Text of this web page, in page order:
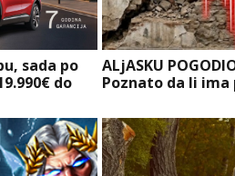
sada po
do
ALjASKU
Poznato da li ima